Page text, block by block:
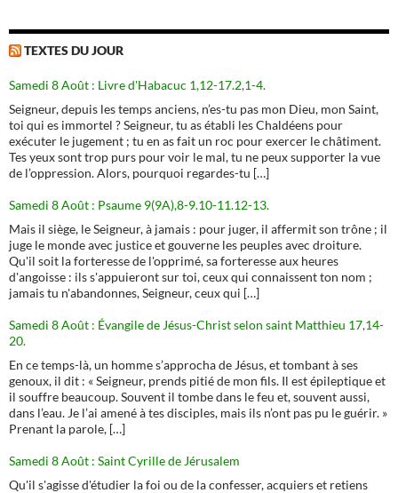
TEXTES DU JOUR
Samedi 8 Août : Livre d'Habacuc 1,12-17.2,1-4.
Seigneur, depuis les temps anciens, n’es-tu pas mon Dieu, mon Saint,
toi qui es immortel ? Seigneur, tu as établi les Chaldéens pour
exécuter le jugement ; tu en as fait un roc pour exercer le châtiment.
Tes yeux sont trop purs pour voir le mal, tu ne peux supporter la vue
de l’oppression. Alors, pourquoi regardes-tu […]
Samedi 8 Août : Psaume 9(9A),8-9.10-11.12-13.
Mais il siège, le Seigneur, à jamais : pour juger, il affermit son trône ; il
juge le monde avec justice et gouverne les peuples avec droiture.
Qu'il soit la forteresse de l'opprimé, sa forteresse aux heures
d'angoisse : ils s'appuieront sur toi, ceux qui connaissent ton nom ;
jamais tu n'abandonnes, Seigneur, ceux qui […]
Samedi 8 Août : Évangile de Jésus-Christ selon saint Matthieu 17,14-
20.
En ce temps-là, un homme s’approcha de Jésus, et tombant à ses
genoux, il dit : « Seigneur, prends pitié de mon fils. Il est épileptique et
il souffre beaucoup. Souvent il tombe dans le feu et, souvent aussi,
dans l’eau. Je l’ai amené à tes disciples, mais ils n’ont pas pu le guérir. »
Prenant la parole, […]
Samedi 8 Août : Saint Cyrille de Jérusalem
Qu'il s'agisse d'étudier la foi ou de la confesser, acquiers et retiens